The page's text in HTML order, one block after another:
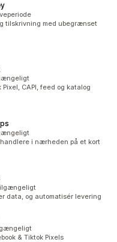
tilskrivning med ubegrænset
CAPI, feed og katalog
i nærheden på et kort
data, og automatisér levering
& Tiktok Pixels